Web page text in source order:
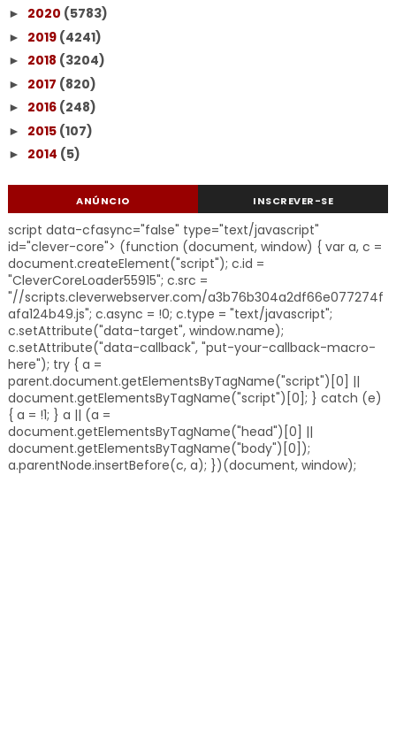
► 2020 (5783)
► 2019 (4241)
► 2018 (3204)
► 2017 (820)
► 2016 (248)
► 2015 (107)
► 2014 (5)
ANÚNCIO INSCREVER-SE
script data-cfasync="false" type="text/javascript"
id="clever-core"> (function (document, window) { var a, c =
document.createElement("script"); c.id =
"CleverCoreLoader55915"; c.src =
"//scripts.cleverwebserver.com/a3b76b304a2df66e077274f
afa124b49.js"; c.async = !0; c.type = "text/javascript";
c.setAttribute("data-target", window.name);
c.setAttribute("data-callback", "put-your-callback-macro-
here"); try { a =
parent.document.getElementsByTagName("script")[0] ||
document.getElementsByTagName("script")[0]; } catch (e)
{ a = !1; } a || (a =
document.getElementsByTagName("head")[0] ||
document.getElementsByTagName("body")[0]);
a.parentNode.insertBefore(c, a); })(document, window);